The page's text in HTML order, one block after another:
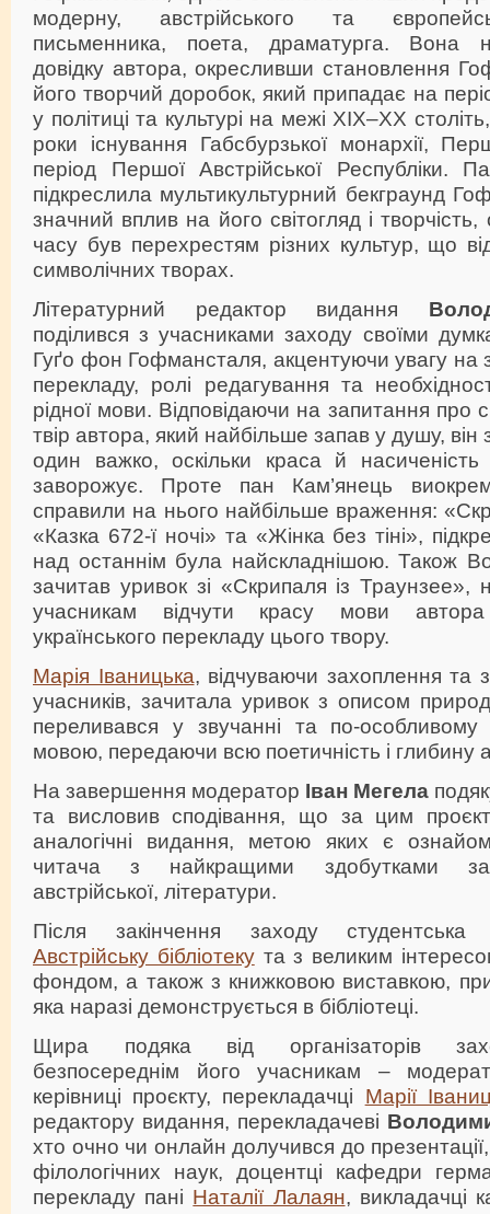
модерну, австрійського та
письменника, поета, драматурга. Вона
довідку автора, окресливши становлення
його творчий доробок, який припадає на
у політиці та культурі на межі ХІХ–ХХ
роки існування Габсбурзької монархії,
період Першої Австрійської Республіки.
підкреслила мультикультурний бекграунд
значний вплив на його світогляд і творчість,
часу був перехрестям різних культур, що
символічних творах.
Літературний редактор видання
поділився з учасниками заходу своїми
Гуґо фон Гофмансталя, акцентуючи увагу на
перекладу, ролі редагування та
рідної мови. Відповідаючи на запитання про
твір автора, який найбільше запав у душу,
один важко, оскільки краса й
заворожує. Проте пан Кам’янець
справили на нього найбільше враження:
«Казка 672-ї ночі» та «Жінка без тіні»,
над останнім була найскладнішою. Також
зачитав уривок зі «Скрипаля із Траунзее»,
учасникам відчути красу мови
українського перекладу цього твору.
Марія Іваницька, відчуваючи захоплення та
учасників, зачитала уривок з описом
переливався у звучанні та по-особливому
мовою, передаючи всю поетичність і глибину
На завершення модератор Іван Мегела
та висловив сподівання, що за цим
аналогічні видання, метою яких є
читача з найкращими здобутками
австрійської, літератури.
Після закінчення заходу студентська
Австрійську бібліотекута з великим
фондом, а також з книжковою виставкою,
яка наразі демонструється в бібліотеці.
Щира подяка від організаторів
безпосереднім його учасникам –
керівниці проєкту, перекладачці Марії
редактору видання, перекладачеві
хто очно чи онлайн долучився до
філологічних наук, доцентці кафедри
перекладу пані Наталії Лалаян, викладачці